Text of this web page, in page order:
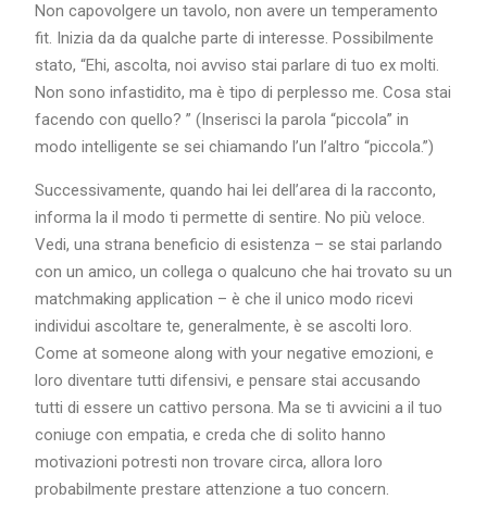
Non capovolgere un tavolo, non avere un temperamento
fit. Inizia da da qualche parte di interesse. Possibilmente
stato, “Ehi, ascolta, noi avviso stai parlare di tuo ex molti.
Non sono infastidito, ma è tipo di perplesso me. Cosa stai
facendo con quello? ” (Inserisci la parola “piccola” in
modo intelligente se sei chiamando l’un l’altro “piccola.”)
Successivamente, quando hai lei dell’area di la racconto,
informa la il modo ti permette di sentire. No più veloce.
Vedi, una strana beneficio di esistenza – se stai parlando
con un amico, un collega o qualcuno che hai trovato su un
matchmaking application – è che il unico modo ricevi
individui ascoltare te, generalmente, è se ascolti loro.
Come at someone along with your negative emozioni, e
loro diventare tutti difensivi, e pensare stai accusando
tutti di essere un cattivo persona. Ma se ti avvicini a il tuo
coniuge con empatia, e creda che di solito hanno
motivazioni potresti non trovare circa, allora loro
probabilmente prestare attenzione a tuo concern.